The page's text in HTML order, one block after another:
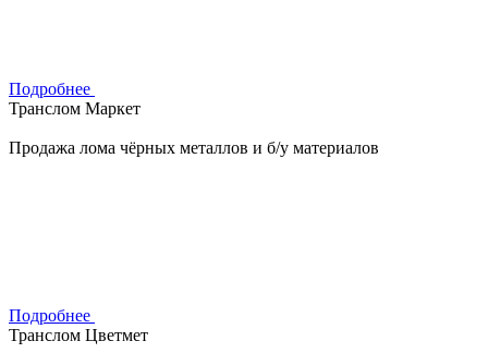
Подробнее
Транслом Маркет
Продажа лома чёрных металлов и б/у материалов
Подробнее
Транслом Цветмет